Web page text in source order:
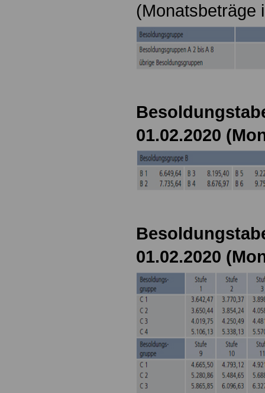
(Monatsbeträge
01.02.2020
01.02.2020